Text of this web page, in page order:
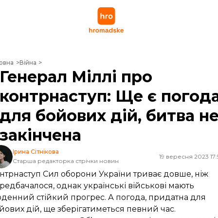
Війна
Міллі про контрнаступ: Ще є погода для бойових дій, битва не
Генерал Міллі про
контрнаступ: Ще є
для бойових дій, битва не
закінчена
Ірина Сітнікова
Старша редакторка стрічки новин
19 вересня 2023
Сил оборони України триває довше, ніж
однак українські військові мають
стійкий прогрес. А погода, придатна для
дій, ще зберігатиметься певний час.